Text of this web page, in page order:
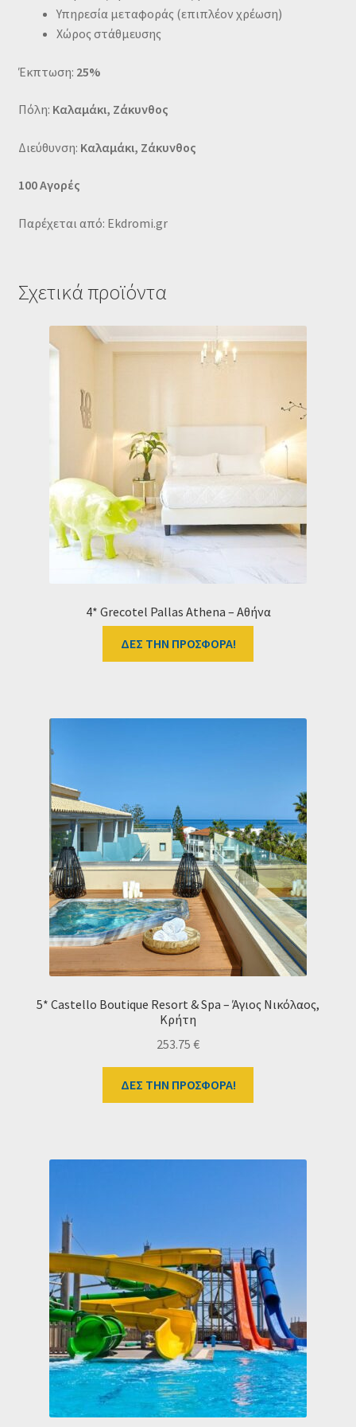
Υπηρεσία μεταφοράς (επιπλέον χρέωση)
Χώρος στάθμευσης
Έκπτωση: 25%
Πόλη: Καλαμάκι, Ζάκυνθος
Διεύθυνση: Καλαμάκι, Ζάκυνθος
100 Αγορές
Παρέχεται από: Ekdromi.gr
Σχετικά προϊόντα
4* Grecotel Pallas Athena – Αθήνα
ΔΕΣ ΤΗΝ ΠΡΟΣΦΟΡΑ!
5* Castello Boutique Resort & Spa – Άγιος Νικόλαος,
Κρήτη
253.75 €
ΔΕΣ ΤΗΝ ΠΡΟΣΦΟΡΑ!